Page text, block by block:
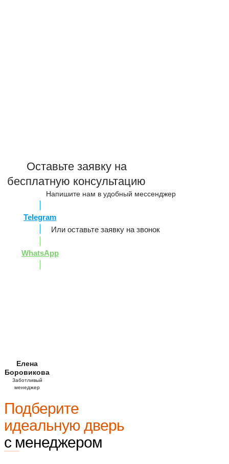
Оставьте заявку на
бесплатную консультацию
Напишите нам в удобный мессенджер
Telegram
Или оставьте заявку на звонок
WhatsApp
Елена
Боровикова
Заботливый
менеджер
Подберите
идеальную дверь
с менеджером